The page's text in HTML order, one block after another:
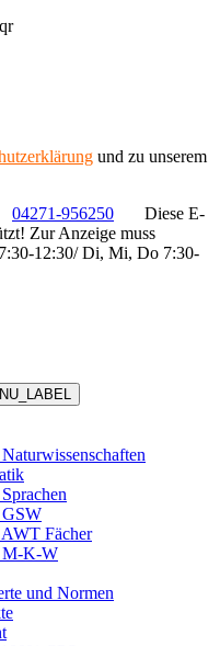
und zu unserem
04271-956250
Diese E-
Zur Anzeige muss
12:30/ Di, Mi, Do 7:30-
GSW
Fächer
M-K-W
und Normen